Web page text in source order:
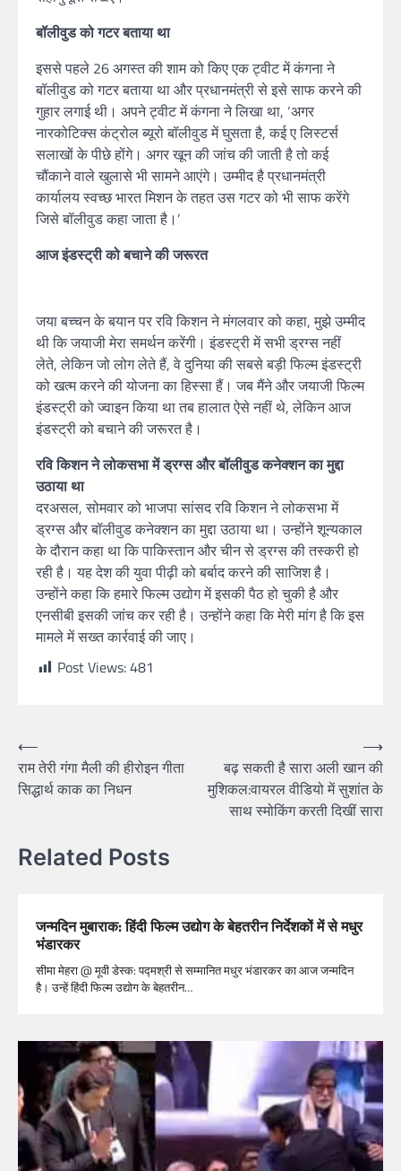
बॉलीवुड को गटर बताया था
इससे पहले 26 अगस्त की शाम को किए एक ट्वीट में कंगना ने
बॉलीवुड को गटर बताया था और प्रधानमंत्री से इसे साफ करने की
गुहार लगाई थी। अपने ट्वीट में कंगना ने लिखा था, ‘अगर
नारकोटिक्स कंट्रोल ब्यूरो बॉलीवुड में घुसता है, कई ए लिस्टर्स
सलाखों के पीछे होंगे। अगर खून की जांच की जाती है तो कई
चौंकाने वाले खुलासे भी सामने आएंगे। उम्मीद है प्रधानमंत्री
कार्यालय स्वच्छ भारत मिशन के तहत उस गटर को भी साफ करेंगे
जिसे बॉलीवुड कहा जाता है।’
आज इंडस्ट्री को बचाने की जरूरत
जया बच्चन के बयान पर रवि किशन ने मंगलवार को कहा, मुझे उम्मीद
थी कि जयाजी मेरा समर्थन करेंगी। इंडस्ट्री में सभी ड्रग्स नहीं
लेते, लेकिन जो लोग लेते हैं, वे दुनिया की सबसे बड़ी फिल्म इंडस्ट्री
को खत्म करने की योजना का हिस्सा हैं। जब मैंने और जयाजी फिल्म
इंडस्ट्री को ज्वाइन किया था तब हालात ऐसे नहीं थे, लेकिन आज
इंडस्ट्री को बचाने की जरूरत है।
रवि किशन ने लोकसभा में ड्रग्स और बॉलीवुड कनेक्शन का मुद्दा
उठाया था
दरअसल, सोमवार को भाजपा सांसद रवि किशन ने लोकसभा में
ड्रग्स और बॉलीवुड कनेक्शन का मुद्दा उठाया था। उन्होंने शून्यकाल
के दौरान कहा था कि पाकिस्तान और चीन से ड्रग्स की तस्करी हो
रही है। यह देश की युवा पीढ़ी को बर्बाद करने की साजिश है।
उन्होंने कहा कि हमारे फिल्म उद्योग में इसकी पैठ हो चुकी है और
एनसीबी इसकी जांच कर रही है। उन्होंने कहा कि मेरी मांग है कि इस
मामले में सख्त कार्रवाई की जाए।
Post Views:481
⟵
राम तेरी गंगा मैली की हीरोइन गीता
सिद्धार्थ काक का निधन
बढ़ सकती है सारा अली खान की
मुशिकल:वायरल वीडियो में सुशांत के
साथ स्मोकिंग करती दिखीं सारा
⟶
Related Posts
जन्मदिन मुबाराक: हिंदी फिल्म उद्योग के बेहतरीन निर्देशकों में से मधुर
भंडारकर
सीमा मेहरा @ मूवी डेस्क: पद्मश्री से सम्मानित मधुर भंडारकर का आज जन्मदिन
है। उन्हें हिंदी फिल्म उद्योग के बेहतरीन…